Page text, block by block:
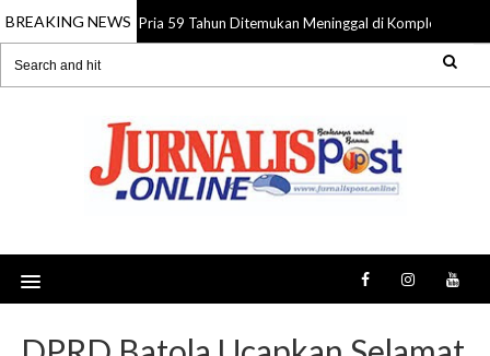
BREAKING NEWS
08 Aug 2026 Pria 59 Tahun Ditemukan Meninggal di Komplek Pasar